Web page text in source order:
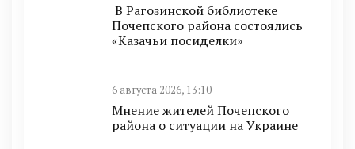
В Рагозинской библиотеке
Почепского района состоялись
«Казачьи посиделки»
6 августа 2026, 13:10
Мнение жителей Почепского
района о ситуации на Украине